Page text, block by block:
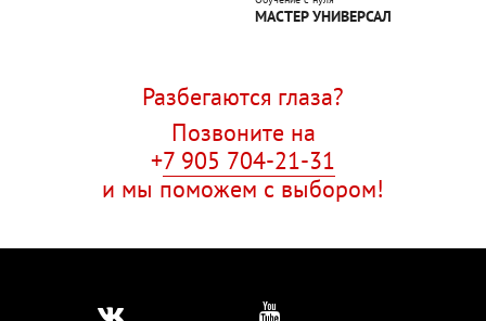
МАСТЕР УНИВЕРСАЛ
Разбегаются глаза?
Позвоните на
+7 905 704-21-31
и мы поможем с выбором!